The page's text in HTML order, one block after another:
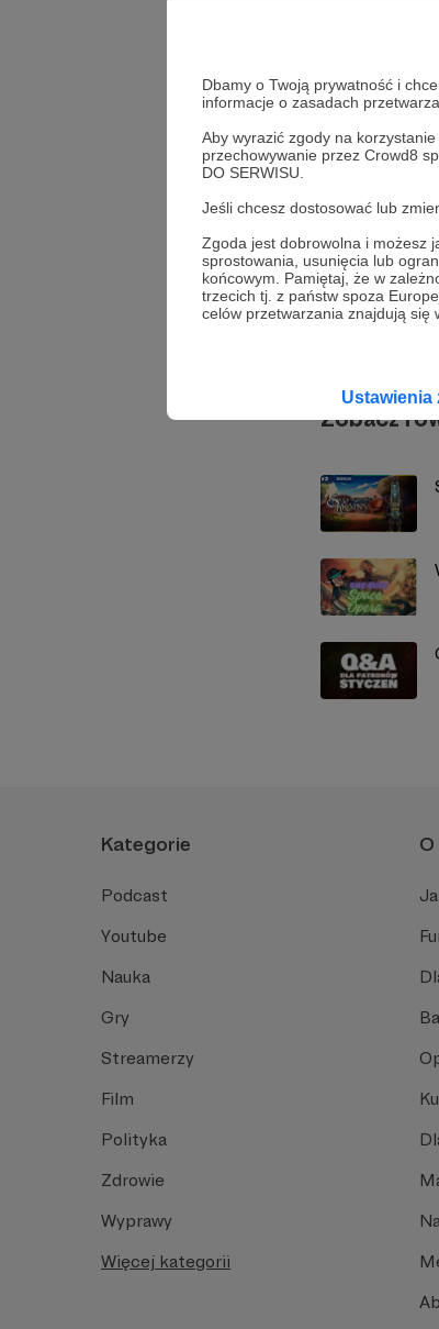
Dbamy o Twoją prywatność i
informacje o zasadach
Aby wyrazić zgody na
przechowywanie przez Crowd8
DO SERWISU.
Jeśli chcesz dostosować lub
Zgoda jest dobrowolna i możesz
sprostowania, usunięcia lub
końcowym. Pamiętaj, że w
trzecich tj. z państw spoza
celów przetwarzania znajdują się
Ustawienia
q&a
Zobacz
Kategorie
Podcast
Youtube
Nauka
Gry
Streamerzy
Film
Polityka
Zdrowie
Wyprawy
Więcej kategorii